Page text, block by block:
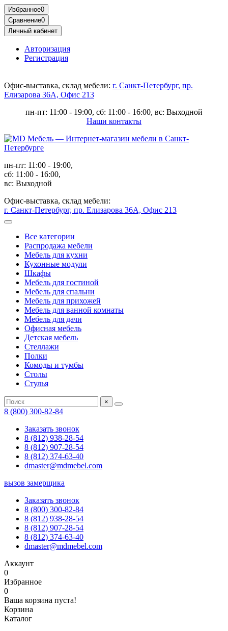
Избранное0
Сравнение0
Личный кабинет
Авторизация
Регистрация
Офис-выставка, склад мебели: г. Санкт-Петербург, пр.
Елизарова 36А, Офис 213
пн-пт: 11:00 - 19:00, сб: 11:00 - 16:00, вс: Выходной
Наши контакты
пн-пт: 11:00 - 19:00,
сб: 11:00 - 16:00,
вс: Выходной
Офис-выставка, склад мебели:
г. Санкт-Петербург, пр. Елизарова 36А, Офис 213
Все категории
Распродажа мебели
Мебель для кухни
Кухонные модули
Шкафы
Мебель для гостиной
Мебель для спальни
Мебель для прихожей
Мебель для ванной комнаты
Мебель для дачи
Офисная мебель
Детская мебель
Стеллажи
Полки
Комоды и тумбы
Столы
Стулья
×
8 (800) 300-82-84
Заказать звонок
8 (812) 938-28-54
8 (812) 907-28-54
8 (812) 374-63-40
dmaster@mdmebel.com
вызов замерщика
Заказать звонок
8 (800) 300-82-84
8 (812) 938-28-54
8 (812) 907-28-54
8 (812) 374-63-40
dmaster@mdmebel.com
Аккаунт
0
Избранное
0
Ваша корзина пуста!
Корзина
Каталог